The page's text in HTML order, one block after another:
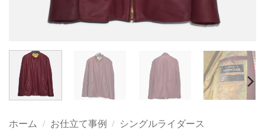
ホーム / お仕立て事例 / シングルライダース